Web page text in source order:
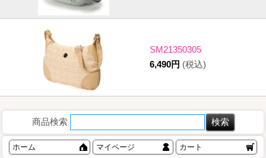
SM21350305
6,490円 (税込)
商品検索
ホーム マイページ カート